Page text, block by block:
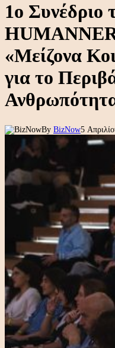
1ο Συνέδριο
«Μείζονα
για το
By BizNow5